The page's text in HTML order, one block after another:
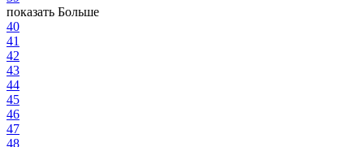
показать Больше
40
41
42
43
44
45
46
47
48